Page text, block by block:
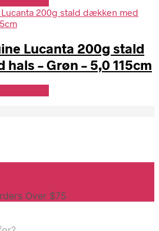
Lucanta 200g stald
– Grøn – 5,0 115cm
Over $75